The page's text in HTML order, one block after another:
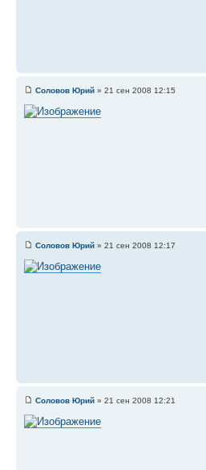
Соловов Юрий » 21 сен 2008 12:15
Соловов Юрий » 21 сен 2008 12:17
Соловов Юрий » 21 сен 2008 12:21